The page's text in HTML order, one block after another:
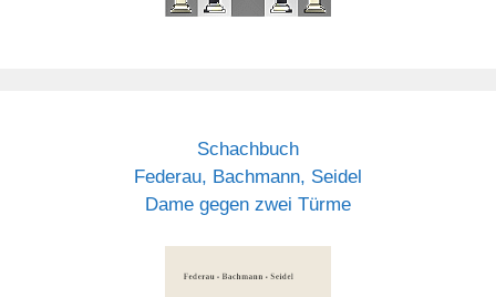
Schachbuch
Federau, Bachmann, Seidel
Dame gegen zwei Türme